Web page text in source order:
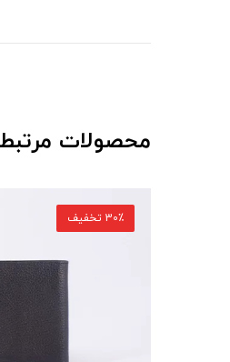
محصولات مرتبط
30٪ تخفیف